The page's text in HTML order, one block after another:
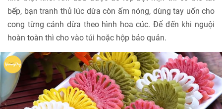
bếp, bạn tranh thủ lúc dừa còn ấm nóng, dùng tay uốn cho
cong từng cánh dừa theo hình hoa cúc. Để đến khi nguội
hoàn toàn thì cho vào túi hoặc hộp bảo quản.